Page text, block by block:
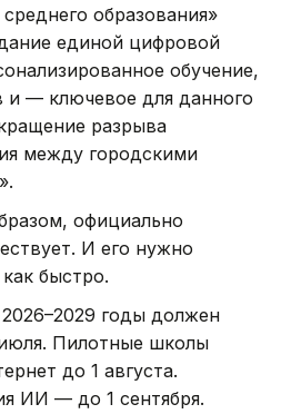
образования»
единой цифровой
обучение,
и — ключевое для данного
разрыва
между городскими
официально
И его нужно
быстро.
годы должен
Пилотные школы
до 1 августа.
ИИ — до 1 сентября.